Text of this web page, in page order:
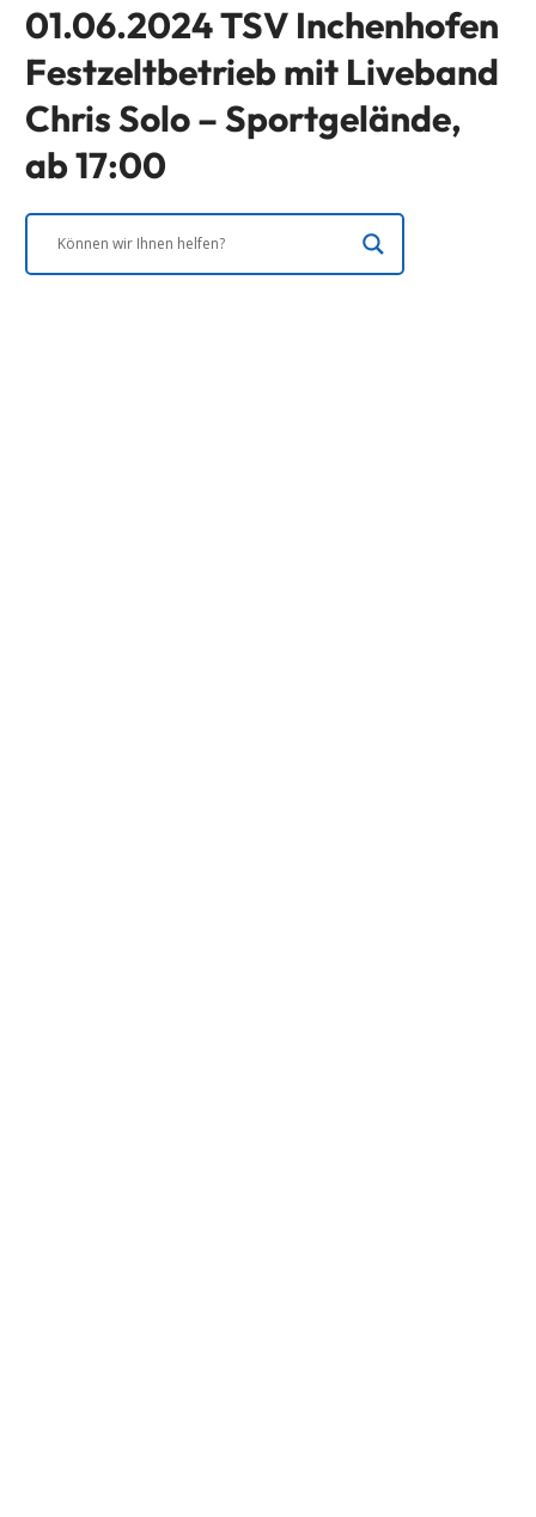
01.06.2024 TSV Inchenhofen
Festzeltbetrieb mit Liveband
Chris Solo – Sportgelände,
ab 17:00